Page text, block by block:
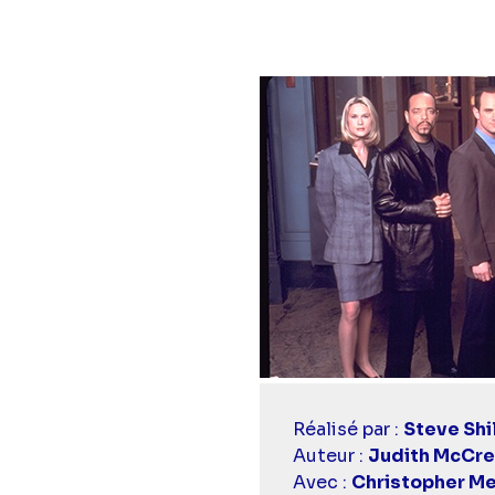
Casting
simba
Réalisé par : Steve
Auteur : Judith
Avec : Christopher